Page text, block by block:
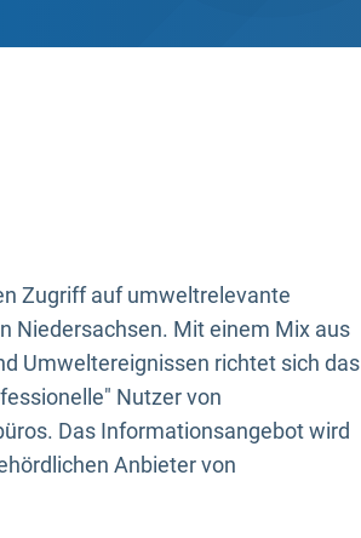
Zugriff auf umweltrelevante
Niedersachsen. Mit einem Mix aus
Umweltereignissen richtet sich das
Nutzer von
Das Informationsangebot wird
Anbieter von